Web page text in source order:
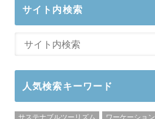
サイト内検索
人気検索キーワード
サステナブルツーリズム ワーケーション